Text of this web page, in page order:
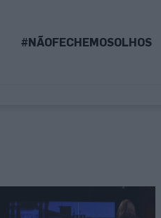
#NÃOFECHEMOSOLHOS